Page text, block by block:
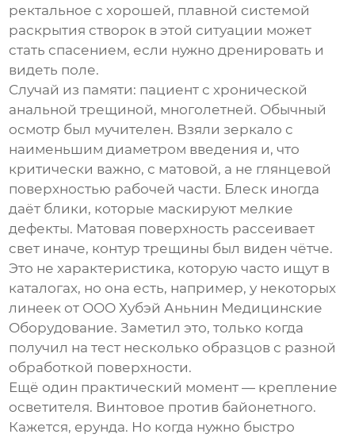
ректальное с хорошей, плавной системой
раскрытия створок в этой ситуации может
стать спасением, если нужно дренировать и
видеть поле.
Случай из памяти: пациент с хронической
анальной трещиной, многолетней. Обычный
осмотр был мучителен. Взяли зеркало с
наименьшим диаметром введения и, что
критически важно, с матовой, а не глянцевой
поверхностью рабочей части. Блеск иногда
даёт блики, которые маскируют мелкие
дефекты. Матовая поверхность рассеивает
свет иначе, контур трещины был виден чётче.
Это не характеристика, которую часто ищут в
каталогах, но она есть, например, у некоторых
линеек от ООО Хубэй Аньнин Медицинские
Оборудование. Заметил это, только когда
получил на тест несколько образцов с разной
обработкой поверхности.
Ещё один практический момент — крепление
осветителя. Винтовое против байонетного.
Кажется, ерунда. Но когда нужно быстро